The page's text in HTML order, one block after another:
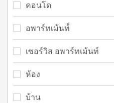
คอนโด
อพาร์ทเม้นท์์
เซอร์วิส อพาร์ทเม้นท์
ห้อง
บ้าน